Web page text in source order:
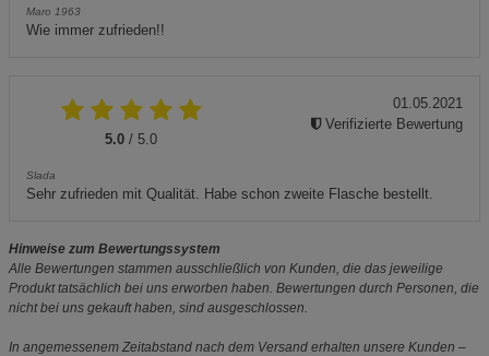
Maro 1963
Wie immer zufrieden!!
5.0 / 5.0
Slada
Sehr zufrieden mit Qualität. Habe schon zweite Flasche bestellt.
01.05.2021
Verifizierte Bewertung
Hinweise zum Bewertungssystem
Alle Bewertungen stammen ausschließlich von Kunden, die das jeweilige
Produkt tatsächlich bei uns erworben haben. Bewertungen durch Personen, die
nicht bei uns gekauft haben, sind ausgeschlossen.
In angemessenem Zeitabstand nach dem Versand erhalten unsere Kunden –